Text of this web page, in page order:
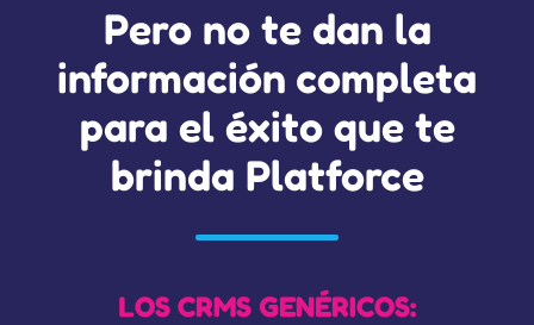
Pero no te dan la
información completa
para el éxito que te
brinda Platforce
LOS CRMS GENÉRICOS: